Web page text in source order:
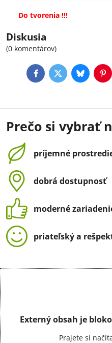
Do tvorenia !!!
Diskusia
(0 komentárov)
FacebookTwitterBluesky
Prečo si vybrať
príjemné
dobrá dostupnosť
moderné
priateľský a
Externý obsah je
Prajete si